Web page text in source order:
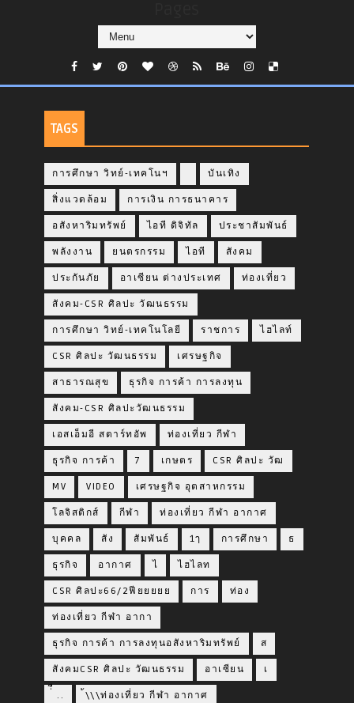
TAGS
การศึกษา วิทย์-เทคโนฯ บันเทิง
สิ่งแวดล้อม การเงิน การธนาคาร
อสังหาริมทรัพย์ ไอที ดิจิทัล ประชาสัมพันธ์
พลังงาน ยนตรกรรม ไอที สังคม
ประกันภัย อาเซียน ต่างประเทศ ท่องเที่ยว
สังคม-CSR ศิลปะ วัฒนธรรม
การศึกษา วิทย์-เทคโนโลยี ราชการ ไฮไลท์
CSR ศิลปะ วัฒนธรรม เศรษฐกิจ
สาธารณสุข ธุรกิจ การค้า การลงทุน
สังคม-CSR ศิลปะวัฒนธรรม
เอสเอ็มอี สตาร์ทอัพ ท่องเที่ยว กีฬา
ธุรกิจ การค้า 7 เกษตร CSR ศิลปะ วัฒ
MV VIDEO เศรษฐกิจ อุตสาหกรรม
โลจิสติกส์ กีฬา ท่องเที่ยว กีฬา อากาศ
บุคคล สัง สัมพันธ์ 1ๅ การศึกษา ธ
ธุรกิจ อากาศ ไ ไฮไลท
CSR ศิลปะ66/2ฟียยยยย การ ท่อง
ท่องเที่ยว กีฬา อากา
ธุรกิจ การค้า การลงทุนอสังหาริมทรัพย์ ส
สังคมCSR ศิลปะ วัฒนธรรม อาเซียน เ
่่ื​ .. ้\\\ท่องเที่ยว กีฬา อากาศ